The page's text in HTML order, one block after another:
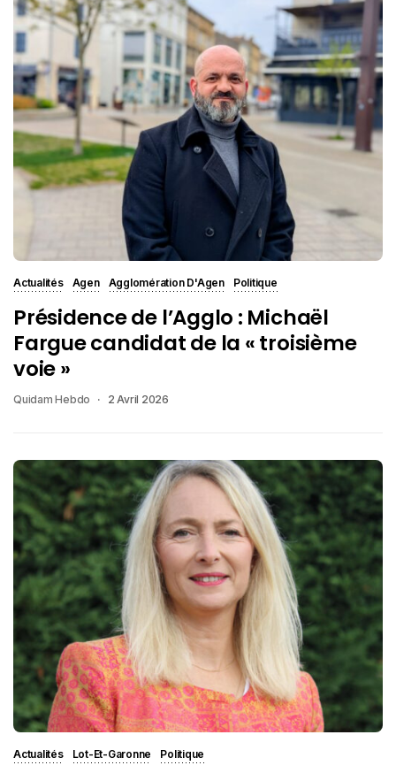
Actualités Agen Agglomération D'Agen Politique
Présidence de l’Agglo : Michaël
Fargue candidat de la « troisième
voie »
Quidam Hebdo 2 Avril 2026
Actualités Lot-Et-Garonne Politique